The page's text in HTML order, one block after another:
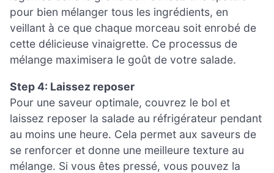
pour bien mélanger tous les ingrédients, en
veillant à ce que chaque morceau soit enrobé de
cette délicieuse vinaigrette. Ce processus de
mélange maximisera le goût de votre salade.
Step 4: Laissez reposer
Pour une saveur optimale, couvrez le bol et
laissez reposer la salade au réfrigérateur pendant
au moins une heure. Cela permet aux saveurs de
se renforcer et donne une meilleure texture au
mélange. Si vous êtes pressé, vous pouvez la